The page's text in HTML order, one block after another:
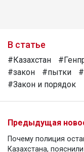
В статье
#Казахстан
#закон
#пытки
#Закон и порядок
Предыдущая
Почему полиция
Казахстана,